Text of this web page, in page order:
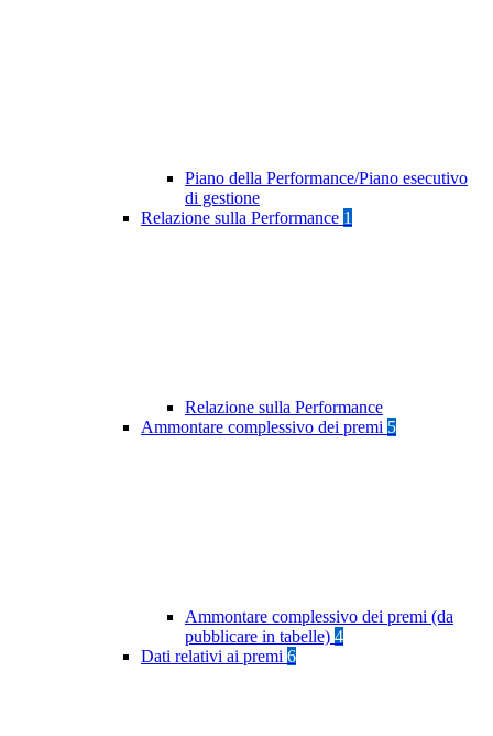
Piano della Performance/Piano esecutivo
di gestione
Relazione sulla Performance 1
Relazione sulla Performance
Ammontare complessivo dei premi 5
Ammontare complessivo dei premi (da
pubblicare in tabelle) 4
Dati relativi ai premi 6